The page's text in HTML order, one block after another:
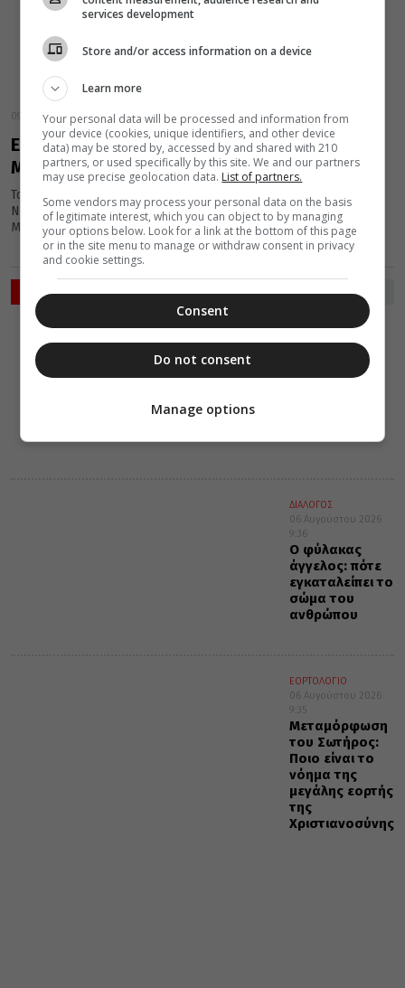
09 Μαρτίου 2016
Εγκαίνια Κέντρου Ιματισμού ο “ΧΙΤΩΝ” της
Μητρόπολης Νέας Ιωνίας
Τα εγκαίνια του Κέντρου Ιματισμού ο "ΧΙΤΩΝ" της Μητρόπολης
Νέας Ιωνίας, πραγματοποιήθηκαν το απόγευμα της Τρίτης 8
Μαρτίου...
ΡΟΗ ΕΙΔΗΣΕΩΝ
ΔΙΑΛΟΓΟΣ
06 Αυγούστου 2026
Το βίωμα της
ΔΙΑΛΟΓΟΣ
06 Αυγούστου 2026
9:36
Ο φύλακας
άγγελος: πότε
εγκαταλείπει το
σώμα του
ανθρώπου
ΕΟΡΤΟΛΟΓΙΟ
06 Αυγούστου 2026
9:35
Μεταμόρφωση
του Σωτήρος:
Ποιο είναι το
νόημα της
μεγάλης εορτής
της
Χριστιανοσύνης
services development
Store and/or access information on a device
Learn more
Your personal data will be processed and information from
your device (cookies, unique identifiers, and other device
data) may be stored by, accessed by and shared with 210
partners, or used specifically by this site. We and our partners
may use precise geolocation data. List of partners.
Some vendors may process your personal data on the basis
of legitimate interest, which you can object to by managing
your options below. Look for a link at the bottom of this page
or in the site menu to manage or withdraw consent in privacy
and cookie settings.
Consent
Do not consent
Manage options